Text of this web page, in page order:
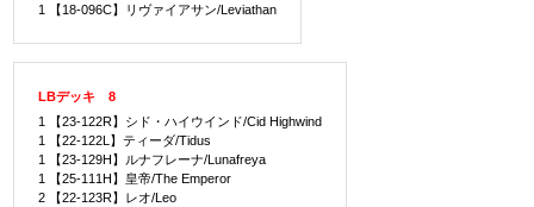
1 【18-096C】リヴァイアサン/Leviathan
LBデッキ 8
1 【23-122R】シド・ハイウインド/Cid Highwind
1 【22-122L】ティーダ/Tidus
1 【23-129H】ルナフレーナ/Lunafreya
1 【25-111H】皇帝/The Emperor
2 【22-123R】レオ/Leo